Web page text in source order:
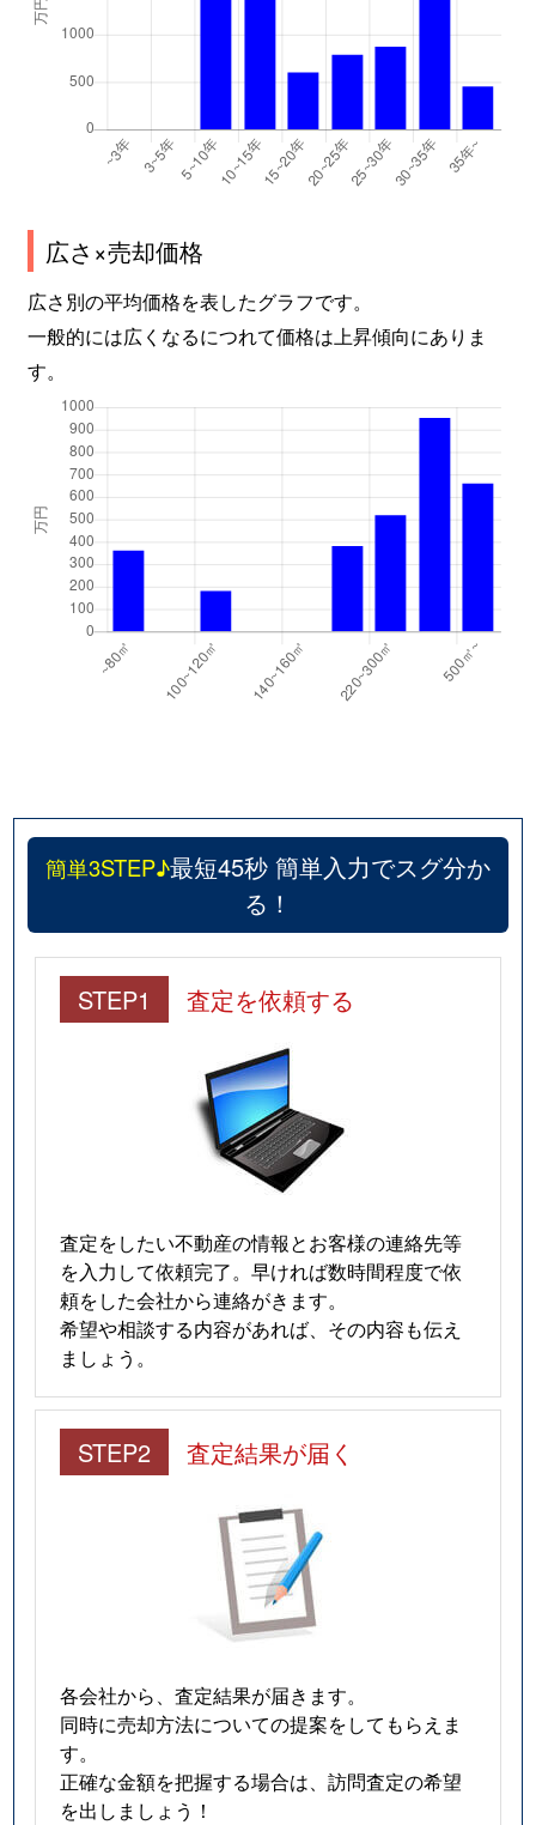
広さ×売却価格
広さ別の平均価格を表したグラフです。
一般的には広くなるにつれて価格は上昇傾向にありま
す。
簡単3STEP♪最短45秒 簡単入力でスグ分か
る！
STEP1 査定を依頼する
査定をしたい不動産の情報とお客様の連絡先等
を入力して依頼完了。早ければ数時間程度で依
頼をした会社から連絡がきます。
希望や相談する内容があれば、その内容も伝え
ましょう。
STEP2 査定結果が届く
各会社から、査定結果が届きます。
同時に売却方法についての提案をしてもらえま
す。
正確な金額を把握する場合は、訪問査定の希望
を出しましょう！